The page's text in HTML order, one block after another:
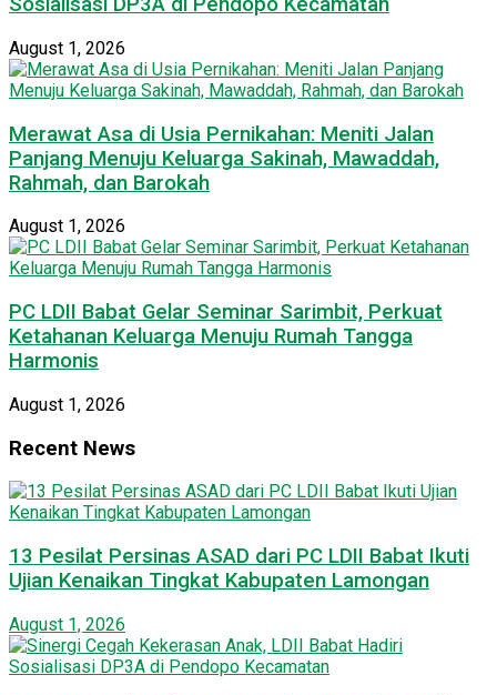
August 1, 2026
Merawat Asa di Usia Pernikahan: Meniti Jalan
Panjang Menuju Keluarga Sakinah, Mawaddah,
Rahmah, dan Barokah
August 1, 2026
PC LDII Babat Gelar Seminar Sarimbit, Perkuat
Ketahanan Keluarga Menuju Rumah Tangga
Harmonis
August 1, 2026
Recent News
13 Pesilat Persinas ASAD dari PC LDII Babat Ikuti
Ujian Kenaikan Tingkat Kabupaten Lamongan
August 1, 2026